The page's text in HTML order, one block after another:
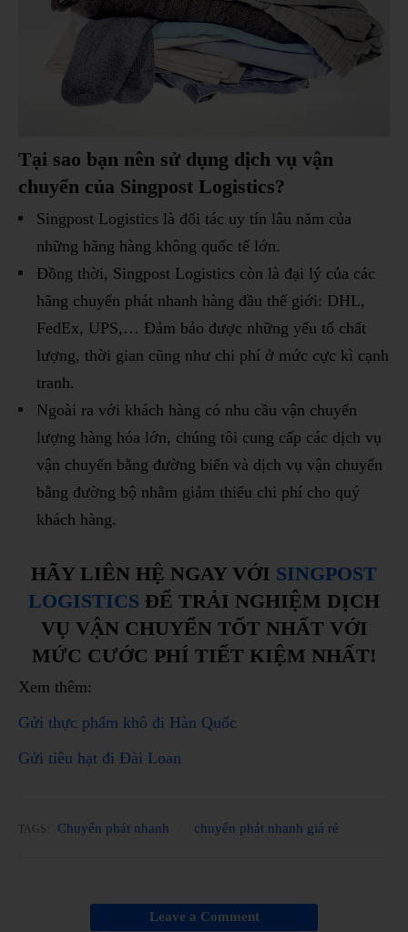
Tại sao bạn nên sử dụng dịch vụ vận
chuyển của Singpost Logistics?
Singpost Logistics là đối tác uy tín lâu năm của
những hãng hàng không quốc tế lớn.
Đồng thời, Singpost Logistics còn là đại lý của các
hãng chuyển phát nhanh hàng đầu thế giới: DHL,
FedEx, UPS,… Đảm bảo được những yếu tố chất
lượng, thời gian cũng như chi phí ở mức cực kì cạnh
tranh.
Ngoài ra với khách hàng có nhu cầu vận chuyển
lượng hàng hóa lớn, chúng tôi cung cấp các dịch vụ
vận chuyển bằng đường biển và dịch vụ vận chuyển
bằng đường bộ nhằm giảm thiểu chi phí cho quý
khách hàng.
HÃY LIÊN HỆ NGAY VỚI SINGPOST
LOGISTICS ĐỂ TRẢI NGHIỆM DỊCH
VỤ VẬN CHUYỂN TỐT NHẤT VỚI
MỨC CƯỚC PHÍ TIẾT KIỆM NHẤT!
Xem thêm:
Gửi thực phẩm khô đi Hàn Quốc
Gửi tiêu hạt đi Đài Loan
TAGS: Chuyển phát nhanh chuyển phát nhanh giá rẻ
Leave a Comment